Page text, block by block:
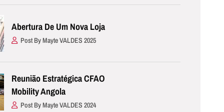
Abertura De Um Nova Loja
Post By Mayte VALDES 2025
Reunião Estratégica CFAO
Mobility Angola
Post By Mayte VALDES 2024